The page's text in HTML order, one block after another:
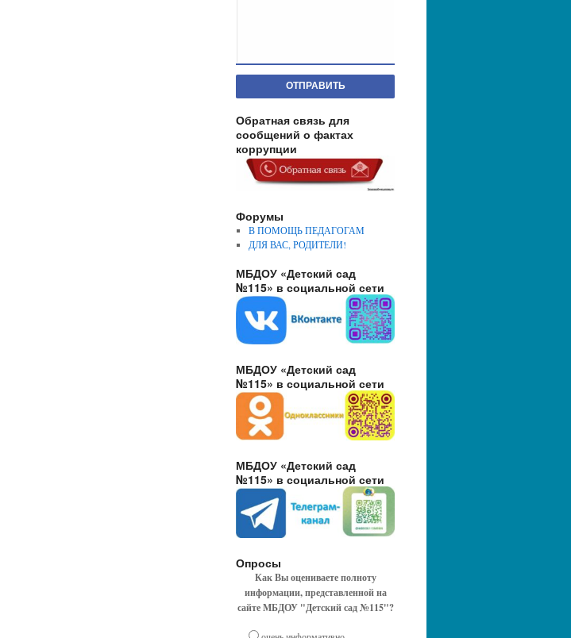
ОТПРАВИТЬ
Обратная связь для
сообщений о фактах
коррупции
Форумы
В ПОМОЩЬ ПЕДАГОГАМ
ДЛЯ ВАС, РОДИТЕЛИ!
МБДОУ «Детский сад
№115» в социальной сети
МБДОУ «Детский сад
№115» в социальной сети
МБДОУ «Детский сад
№115» в социальной сети
Опросы
Как Вы оцениваете полноту
информации, представленной на
сайте МБДОУ "Детский сад №115"?